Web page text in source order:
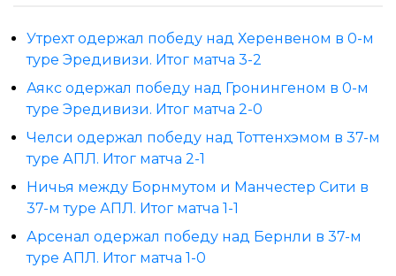
Утрехт одержал победу над Херенвеном в 0-м
туре Эредивизи. Итог матча 3-2
Аякс одержал победу над Гронингеном в 0-м
туре Эредивизи. Итог матча 2-0
Челси одержал победу над Тоттенхэмом в 37-м
туре АПЛ. Итог матча 2-1
Ничья между Борнмутом и Манчестер Сити в
37-м туре АПЛ. Итог матча 1-1
Арсенал одержал победу над Бернли в 37-м
туре АПЛ. Итог матча 1-0